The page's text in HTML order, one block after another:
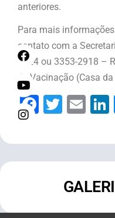
anteriores.
Para mais
contato com a
2624 ou 3353-2918 –
de Vacinação (Casa